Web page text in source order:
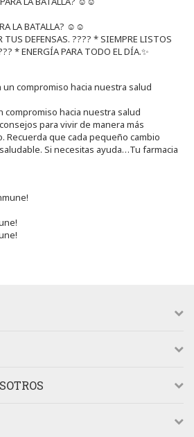
LA BATALLA? ☺️☺️
TUS DEFENSAS. ????️ * SIEMPRE LISTOS
* ENERGÍA PARA TODO EL DÍA.✨
compromiso hacia nuestra salud
para vivir de manera más
Recuerda que cada pequeño cambio
Si necesitas ayuda…Tu farmacia